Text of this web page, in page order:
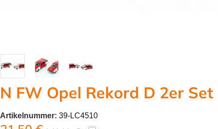
N FW Opel Rekord D 2er Set
Artikelnummer: 39-LC4510